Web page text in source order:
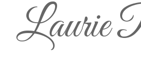
Laurie